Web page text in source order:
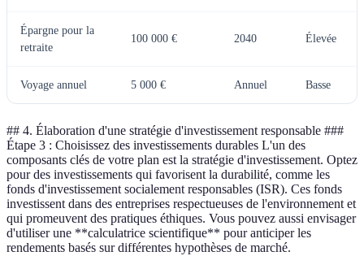
Épargne pour la
retraite
100 000 € 2040 Élevée
Voyage annuel 5 000 € Annuel Basse
## 4. Élaboration d'une stratégie d'investissement responsable ###
Étape 3 : Choisissez des investissements durables L'un des
composants clés de votre plan est la stratégie d'investissement. Optez
pour des investissements qui favorisent la durabilité, comme les
fonds d'investissement socialement responsables (ISR). Ces fonds
investissent dans des entreprises respectueuses de l'environnement et
qui promeuvent des pratiques éthiques. Vous pouvez aussi envisager
d'utiliser une **calculatrice scientifique** pour anticiper les
rendements basés sur différentes hypothèses de marché.